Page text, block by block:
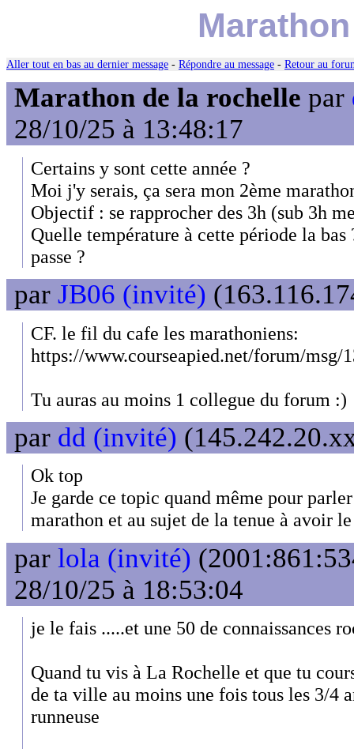
Aller tout en bas au dernier message - Répondre au message - Retour au
Marathon de la rochelle par
28/10/25 à 13:48:17
Certains y sont cette année ?
Moi j'y serais, ça sera mon 2ème
Objectif : se rapprocher des 3h (sub 3h
Quelle température à cette période la
passe ?
par JB06 (invité)
CF. le fil du cafe les marathoniens:
https://www.courseapied.net/forum/msg/
Tu auras au moins 1 collegue du forum :)
par dd (invité)
Ok top
Je garde ce topic quand même pour
marathon et au sujet de la tenue à avoir
par lola (invité)
28/10/25 à 18:53:04
je le fais .....et une 50 de connaissances
Quand tu vis à La Rochelle et que tu
de ta ville au moins une fois tous les 3/4
runneuse